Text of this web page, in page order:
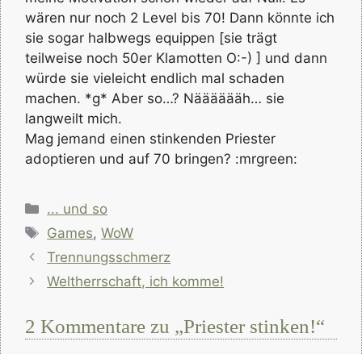
wären nur noch 2 Level bis 70! Dann könnte ich
sie sogar halbwegs equippen [sie trägt
teilweise noch 50er Klamotten O:-) ] und dann
würde sie vieleicht endlich mal schaden
machen. *g* Aber so…? Nääääääh… sie
langweilt mich.
Mag jemand einen stinkenden Priester
adoptieren und auf 70 bringen? :mrgreen:
Kategorien
... und so
Schlagwörter
Games,WoW
Trennungsschmerz
Weltherrschaft, ich komme!
2 Kommentare zu „Priester stinken!“